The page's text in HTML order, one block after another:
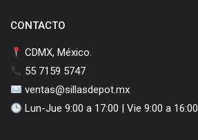
CONTACTO
CDMX, México.
55 7159 5747
ventas@sillasdepot.mx
Lun-Jue 9:00 a 17:00 | Vie 9:00 a 16:00